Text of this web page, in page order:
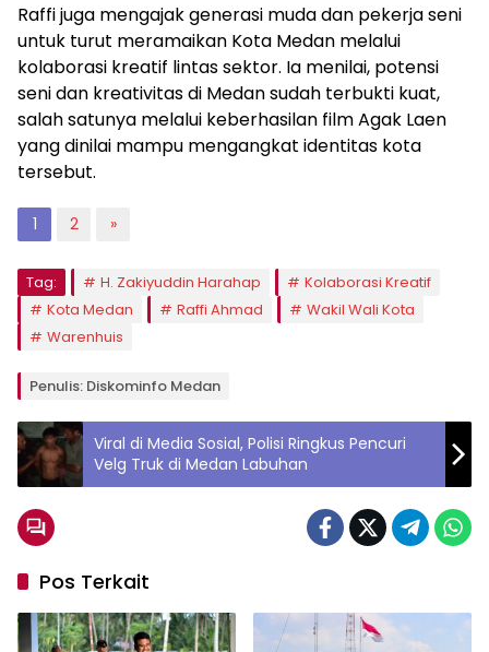
Raffi juga mengajak generasi muda dan pekerja seni
untuk turut meramaikan Kota Medan melalui
kolaborasi kreatif lintas sektor. Ia menilai, potensi
seni dan kreativitas di Medan sudah terbukti kuat,
salah satunya melalui keberhasilan film Agak Laen
yang dinilai mampu mengangkat identitas kota
tersebut.
1 2 »
Tag: H. Zakiyuddin Harahap
Kolaborasi Kreatif
Kota Medan
Raffi Ahmad
Wakil Wali Kota
Warenhuis
Penulis: Diskominfo Medan
Viral di Media Sosial, Polisi Ringkus Pencuri
Velg Truk di Medan Labuhan
Pos Terkait